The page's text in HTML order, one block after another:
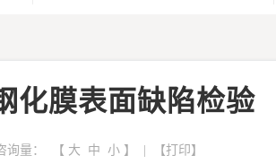
化膜表面缺陷检验
量： 【 大 中 小 】 | 【打印 】